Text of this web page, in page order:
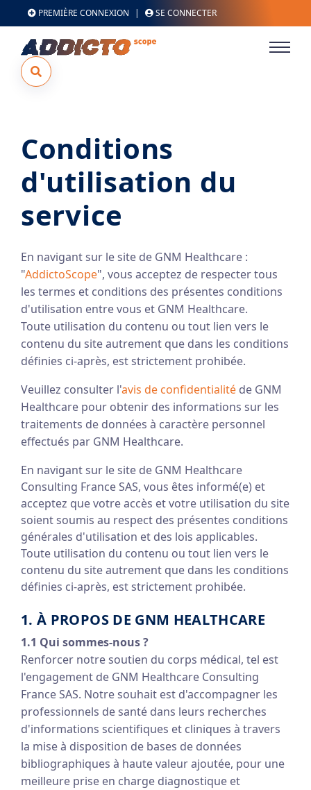
PREMIÈRE CONNEXION | SE CONNECTER
Conditions
d'utilisation du
service
En navigant sur le site de GNM Healthcare :
"AddictoScope", vous acceptez de respecter tous
les termes et conditions des présentes conditions
d'utilisation entre vous et GNM Healthcare.
Toute utilisation du contenu ou tout lien vers le
contenu du site autrement que dans les conditions
définies ci-après, est strictement prohibée.
Veuillez consulter l'avis de confidentialité de GNM
Healthcare pour obtenir des informations sur les
traitements de données à caractère personnel
effectués par GNM Healthcare.
En navigant sur le site de GNM Healthcare
Consulting France SAS, vous êtes informé(e) et
acceptez que votre accès et votre utilisation du site
soient soumis au respect des présentes conditions
générales d'utilisation et des lois applicables.
Toute utilisation du contenu ou tout lien vers le
contenu du site autrement que dans les conditions
définies ci-après, est strictement prohibée.
1. À PROPOS DE GNM HEALTHCARE
1.1 Qui sommes-nous ?
Renforcer notre soutien du corps médical, tel est
l'engagement de GNM Healthcare Consulting
France SAS. Notre souhait est d'accompagner les
professionnels de santé dans leurs recherches
d'informations scientifiques et cliniques à travers
la mise à disposition de bases de données
bibliographiques à haute valeur ajoutée, pour une
meilleure prise en charge diagnostique et